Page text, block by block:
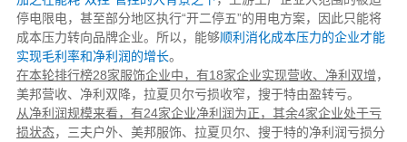
停电限电，甚至部分地区执行“开二停五”的用电方案，因此只能将
成本压力转向品牌企业。所以，能够顺利消化成本压力的企业才能
实现毛利率和净利润的增长。
在本轮排行榜28家服饰企业中，有18家企业实现营收、净利双增，
美邦营收、净利双降，拉夏贝尔亏损收窄，搜于特由盈转亏。
从净利润规模来看，有24家企业净利润为正，其余4家企业处于亏
损状态，三夫户外、美邦服饰、拉夏贝尔、搜于特的净利润亏损分